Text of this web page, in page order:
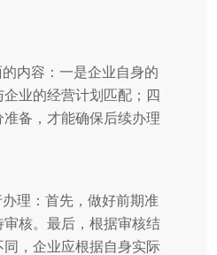
内容：一是企业自身的
业的经营计划匹配；四
备，才能确保后续办理
理：首先，做好前期准
核。最后，根据审核结
，企业应根据自身实际